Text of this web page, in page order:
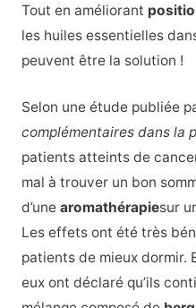
Tout en améliorant
les huiles essentielles
peuvent être la solution !
Selon une étude publiée
complémentaires dans la
patients atteints de
mal à trouver un bon
d’une aromathérapiesur
Les effets ont été très
patients de mieux dormir.
eux ont déclaré qu’ils